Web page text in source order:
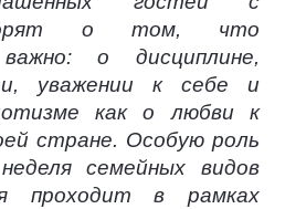
о том, что
о дисциплине,
уважении к себе и
как о любви к
стране. Особую роль
семейных видов
проходит в рамках